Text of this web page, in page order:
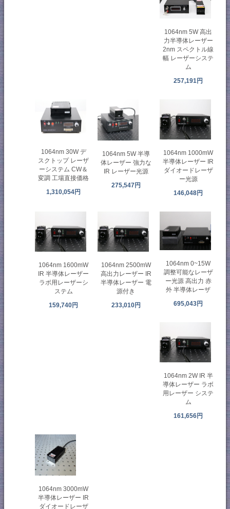
1064nm 5W 高出
力半導体レーザー
2nm スペクトル線
幅 レーザーシステ
ム
257,191円
1064nm 30W デ
スクトップ レーザ
ーシステム CW＆
変調 工場直接価格
1,310,054円
1064nm 5W 半導
体レーザー 強力な
IR レーザー光源
275,547円
1064nm 1000mW
半導体レーザー IR
ダイオードレーザ
ー光源
146,048円
1064nm 1600mW
IR 半導体レーザー
ラボ用レーザーシ
ステム
159,740円
1064nm 2500mW
高出力レーザー IR
半導体レーザー 電
源付き
233,010円
1064nm 0~15W
調整可能なレーザ
ー光源 高出力 赤
外 半導体レーザ
695,043円
1064nm 2W IR 半
導体レーザー ラボ
用レーザー システ
ム
161,656円
1064nm 3000mW
半導体レーザー IR
ダイオードレーザ